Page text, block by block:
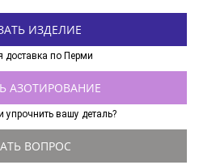
ИЗДЕЛИЕ
доставка по Перми
АЗОТИРОВАНИЕ
вашу деталь?
ВОПРОС